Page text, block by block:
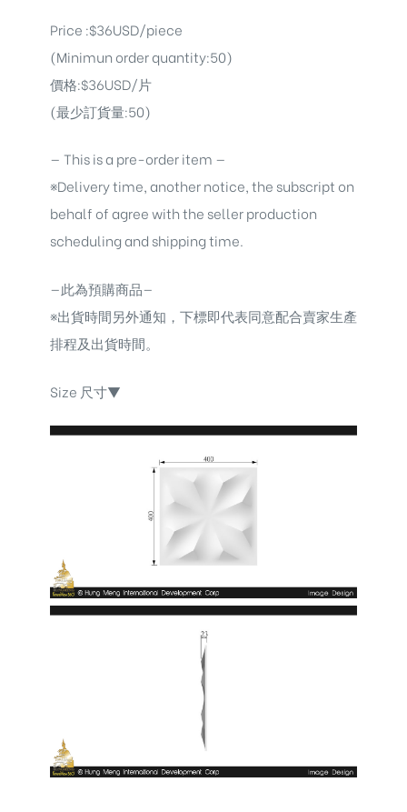
Price :$36USD/piece
(Minimun order quantity:50)
價格:$36USD/片
(最少訂貨量:50)
— This is a pre-order item —
※Delivery time, another notice, the subscript on
behalf of agree with the seller production
scheduling and shipping time.
—此為預購商品—
※出貨時間另外通知，下標即代表同意配合賣家生產
排程及出貨時間。
Size 尺寸▼